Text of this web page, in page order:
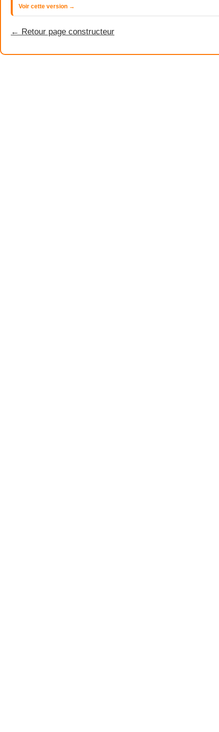
Voir cette version →
← Retour page constructeur